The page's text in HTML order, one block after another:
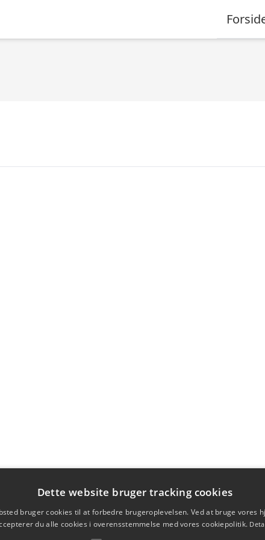
Dette website bruger tracking cookies
bruger cookies til at forbedre brugeroplevelsen. Ved at bruge vores
du alle cookies i overensstemmelse med vores cookiepolitik.